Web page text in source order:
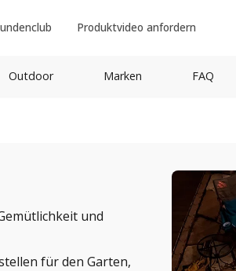
Produktvideo anfordern
Outdoor Marken FAQ
und
für den Garten,